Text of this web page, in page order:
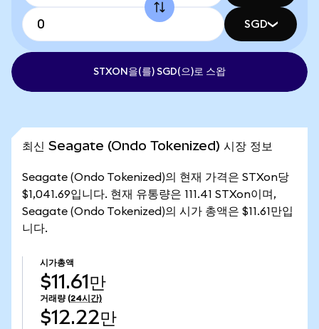
SGD
STXON을(를) SGD(으)로 스왑
최신 Seagate (Ondo Tokenized) 시장 정보
Seagate (Ondo Tokenized)의 현재 가격은 STXon당
$1,041.69입니다. 현재 유통량은 111.41 STXon이며,
Seagate (Ondo Tokenized)의 시가 총액은 $11.61만입
니다.
시가총액
$11.61만
거래량 (24시간)
$12.22만